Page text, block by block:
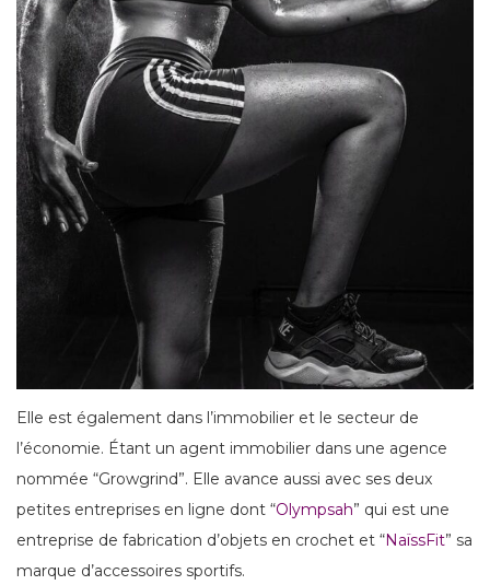
Elle est également dans l’immobilier et le secteur de
l’économie. Étant un agent immobilier dans une agence
nommée “Growgrind”. Elle avance aussi avec ses deux
petites entreprises en ligne dont “Olympsah” qui est une
entreprise de fabrication d’objets en crochet et “NaïssFit” sa
marque d’accessoires sportifs.